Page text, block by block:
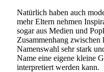
Natürlich haben auch
mehr Eltern nehmen
sogar aus Medien und
Zusammenhang
Namenswahl sehr stark
Name eine eigene kleine
interpretiert werden kann.